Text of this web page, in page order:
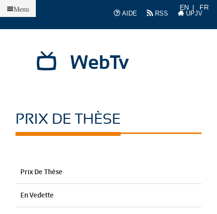
AIDE
RSS UPJV
EN FR
WebTv
Menu
PRIX DE THÈSE
Prix De Thèse
En Vedette